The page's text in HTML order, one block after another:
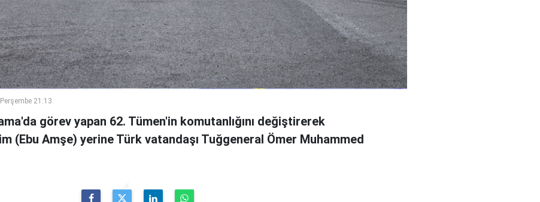
21:13
görev yapan 62. Tümen'in komutanlığını değiştirerek
(Ebu Amşe) yerine Türk vatandaşı Tuğgeneral Ömer Muhammed